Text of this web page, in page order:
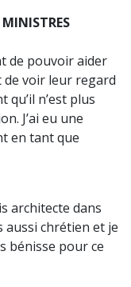
de pouvoir aider
de voir leur regard
qu’il n’est plus
J’ai eu une
en tant que
architecte dans
aussi chrétien et je
bénisse pour ce